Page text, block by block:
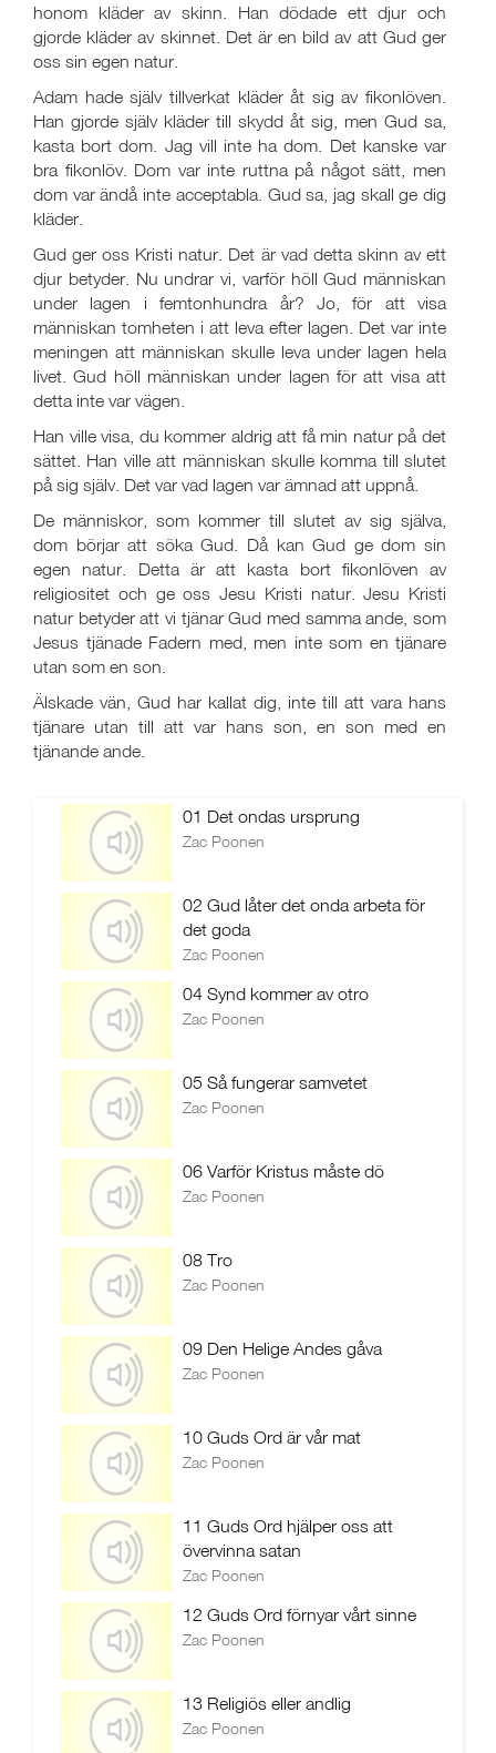
honom kläder av skinn. Han dödade ett djur och
gjorde kläder av skinnet. Det är en bild av att Gud ger
oss sin egen natur.
Adam hade själv tillverkat kläder åt sig av fikonlöven.
Han gjorde själv kläder till skydd åt sig, men Gud sa,
kasta bort dom. Jag vill inte ha dom. Det kanske var
bra fikonlöv. Dom var inte ruttna på något sätt, men
dom var ändå inte acceptabla. Gud sa, jag skall ge dig
kläder.
Gud ger oss Kristi natur. Det är vad detta skinn av ett
djur betyder. Nu undrar vi, varför höll Gud människan
under lagen i femtonhundra år? Jo, för att visa
människan tomheten i att leva efter lagen. Det var inte
meningen att människan skulle leva under lagen hela
livet. Gud höll människan under lagen för att visa att
detta inte var vägen.
Han ville visa, du kommer aldrig att få min natur på det
sättet. Han ville att människan skulle komma till slutet
på sig själv. Det var vad lagen var ämnad att uppnå.
De människor, som kommer till slutet av sig själva,
dom börjar att söka Gud. Då kan Gud ge dom sin
egen natur. Detta är att kasta bort fikonlöven av
religiositet och ge oss Jesu Kristi natur. Jesu Kristi
natur betyder att vi tjänar Gud med samma ande, som
Jesus tjänade Fadern med, men inte som en tjänare
utan som en son.
Älskade vän, Gud har kallat dig, inte till att vara hans
tjänare utan till att var hans son, en son med en
tjänande ande.
01 Det ondas ursprung
Zac Poonen
02 Gud låter det onda arbeta för
det goda
Zac Poonen
04 Synd kommer av otro
Zac Poonen
05 Så fungerar samvetet
Zac Poonen
06 Varför Kristus måste dö
Zac Poonen
08 Tro
Zac Poonen
09 Den Helige Andes gåva
Zac Poonen
10 Guds Ord är vår mat
Zac Poonen
11 Guds Ord hjälper oss att
övervinna satan
Zac Poonen
12 Guds Ord förnyar vårt sinne
Zac Poonen
13 Religiös eller andlig
Zac Poonen